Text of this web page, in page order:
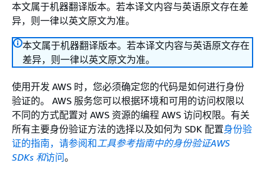
本文属于机器翻译版本。若本译文内容与英语原文存在差
异，则一律以英文原文为准。
本文属于机器翻译版本。若本译文内容与英语原文存在
差异，则一律以英文原文为准。
使用开发 AWS 时，您必须确定您的代码是如何进行身份
验证的。 AWS 服务您可以根据环境和可用的访问权限以
不同的方式配置对 AWS 资源的编程 AWS 访问权限。有关
所有主要身份验证方法的选择以及如何为 SDK 配置身份验
证的指南，请参阅和工具参考指南中的身份验证AWS
SDKs 和访问。